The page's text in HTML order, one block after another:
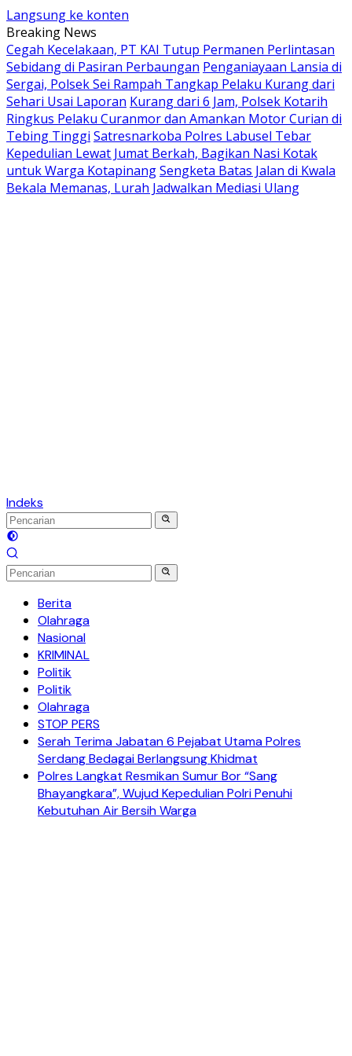
Langsung ke konten
Breaking News
Cegah Kecelakaan, PT KAI Tutup Permanen Perlintasan
Sebidang di Pasiran Perbaungan Penganiayaan Lansia di
Sergai, Polsek Sei Rampah Tangkap Pelaku Kurang dari
Sehari Usai Laporan Kurang dari 6 Jam, Polsek Kotarih
Ringkus Pelaku Curanmor dan Amankan Motor Curian di
Tebing Tinggi Satresnarkoba Polres Labusel Tebar
Kepedulian Lewat Jumat Berkah, Bagikan Nasi Kotak
untuk Warga KotapinangSengketa Batas Jalan di Kwala
Bekala Memanas, Lurah Jadwalkan Mediasi Ulang
Indeks
Berita
Olahraga
Nasional
KRIMINAL
Politik
Politik
Olahraga
STOP PERS
Serah Terima Jabatan 6 Pejabat Utama Polres
Serdang Bedagai Berlangsung Khidmat
Polres Langkat Resmikan Sumur Bor “Sang
Bhayangkara”, Wujud Kepedulian Polri Penuhi
Kebutuhan Air Bersih Warga